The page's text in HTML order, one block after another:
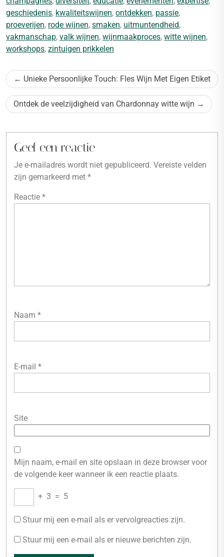
geschiedenis, kwaliteitswijnen, ontdekken, passie,
proeverijen, rode wijnen, smaken, uitmuntendheid,
vakmanschap, valk wijnen, wijnmaakproces, witte wijnen,
workshops, zintuigen prikkelen
Bericht
navigatie
Unieke Persoonlijke Touch: Fles Wijn Met Eigen Etiket
Ontdek de veelzijdigheid van Chardonnay witte wijn
Geef een reactie
Je e-mailadres wordt niet gepubliceerd. Vereiste velden
zijn gemarkeerd met *
Reactie *
Naam *
E-mail *
Site
Mijn naam, e-mail en site opslaan in deze browser voor
de volgende keer wanneer ik een reactie plaats.
+ 3 = 5
Stuur mij een e-mail als er vervolgreacties zijn.
Stuur mij een e-mail als er nieuwe berichten zijn.